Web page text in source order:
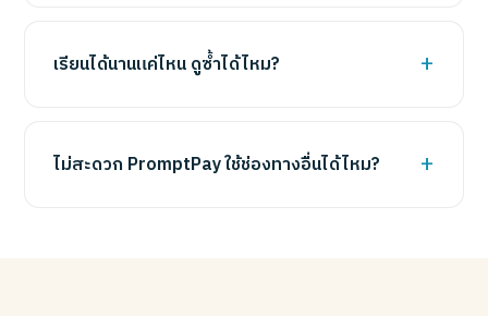
เรียนได้นานแค่ไหน ดูซ้ำได้ไหม?
ไม่สะดวก PromptPay ใช้ช่องทางอื่นได้ไหม?